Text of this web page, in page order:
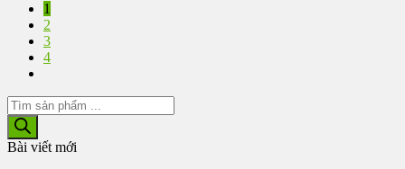
1
2
3
4
Tìm
kiếm
sản
phẩm
Bài viết mới